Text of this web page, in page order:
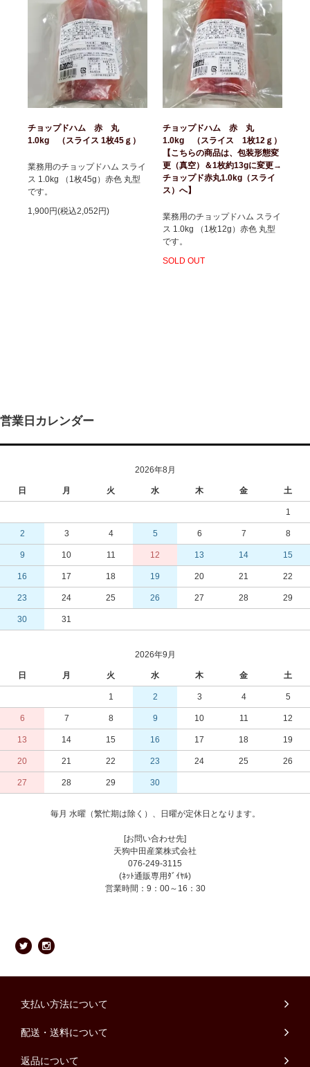
チョップドハム 赤 丸
1.0kg （スライス 1枚45ｇ）
業務用のチョップドハム スライ
ス 1.0kg （1枚45g）赤色 丸型
です。
1,900円(税込2,052円)
チョップドハム 赤 丸
1.0kg （スライス 1枚12ｇ）
【こちらの商品は、包装形態変
更（真空）＆1枚約13gに変更→
チョップド赤丸1.0kg（スライ
ス）へ】
業務用のチョップドハム スライ
ス 1.0kg （1枚12g）赤色 丸型
です。
SOLD OUT
営業日カレンダー
2026年8月
日 月 火 水 木 金 土
1
2 3 4 5 6 7 8
9 10 11 12 13 14 15
16 17 18 19 20 21 22
23 24 25 26 27 28 29
30 31
2026年9月
日 月 火 水 木 金 土
1 2 3 4 5
6 7 8 9 10 11 12
13 14 15 16 17 18 19
20 21 22 23 24 25 26
27 28 29 30
毎月 水曜（繁忙期は除く）、日曜が定休日となります。
[お問い合わせ先]
天狗中田産業株式会社
076-249-3115
(ﾈｯﾄ通販専用ﾀﾞｲﾔﾙ)
営業時間：9：00～16：30
支払い方法について
配送・送料について
返品について